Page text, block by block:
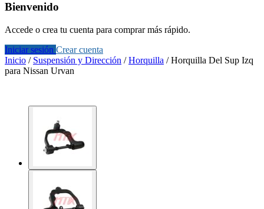
Bienvenido
Accede o crea tu cuenta para comprar más rápido.
Iniciar sesión Crear cuenta
Inicio / Suspensión y Dirección /Horquilla /Horquilla Del Sup Izq
para Nissan Urvan